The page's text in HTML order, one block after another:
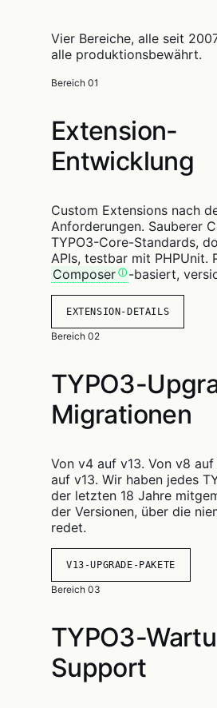
Vier Bereiche, alle seit
alle produktionsbewährt.
Bereich 01
Extension-
Entwicklung
Custom Extensions nach
Anforderungen. Sauberer
TYPO3-Core-Standards,
APIs, testbar mit PHPUnit.
Composer
-basiert,
EXTENSION-DETAILS
Bereich 02
TYPO3-
Migrationen
Von v4 auf v13. Von v8 auf
auf v13. Wir haben jedes
der letzten 18 Jahre
der Versionen, über die
redet.
V13-UPGRADE-PAKETE
Bereich 03
TYPO3-
Support